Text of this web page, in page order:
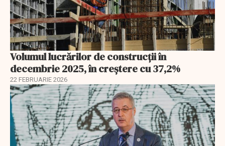
Volumul lucrărilor de construcții în
decembrie 2025, în creștere cu 37,2%
22 FEBRUARIE 2026